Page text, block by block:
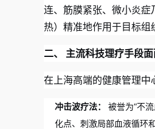
连、筋膜紧张、微小炎症
热）精准地作用于目标组
二、 主流科技理疗手段
在上海高端的健康管理中
冲击波疗法：
被誉为“不
化点、刺激局部血液循环